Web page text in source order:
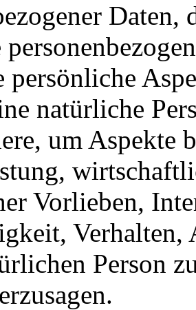
Daten,
persönliche
natürliche
um Aspekte
Vorlieben,
Verhalten,
Person